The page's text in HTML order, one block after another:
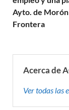
Ayto. de
Frontera
Acerca de
Ver todas las